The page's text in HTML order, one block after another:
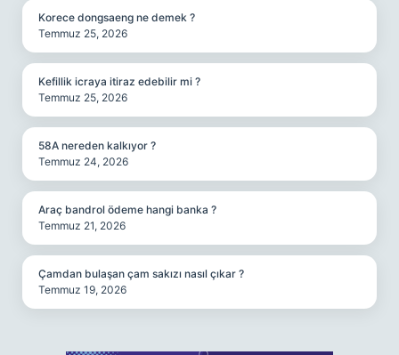
Korece dongsaeng ne demek ?
Temmuz 25, 2026
Kefillik icraya itiraz edebilir mi ?
Temmuz 25, 2026
58A nereden kalkıyor ?
Temmuz 24, 2026
Araç bandrol ödeme hangi banka ?
Temmuz 21, 2026
Çamdan bulaşan çam sakızı nasıl çıkar ?
Temmuz 19, 2026